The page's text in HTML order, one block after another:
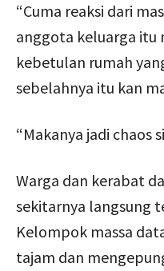
“Cuma reaksi dari
anggota keluarga itu
kebetulan rumah
sebelahnya itu kan
“Makanya jadi chaos
Warga dan kerabat
sekitarnya langsung
Kelompok massa
tajam dan